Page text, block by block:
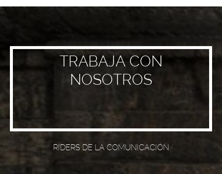
TRABAJA CON
NOSOTROS
RIDERS DE LA COMUNICACIÓN